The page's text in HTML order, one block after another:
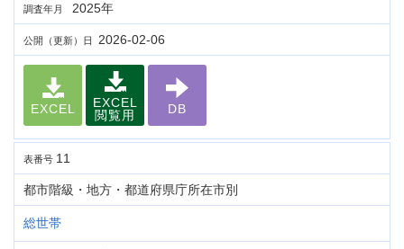
調査年月 2025年
公開（更新）日 2026-02-06
EXCEL
EXCEL
閲覧用
DB
表番号 11
都市階級・地方・都道府県庁所在市別
総世帯